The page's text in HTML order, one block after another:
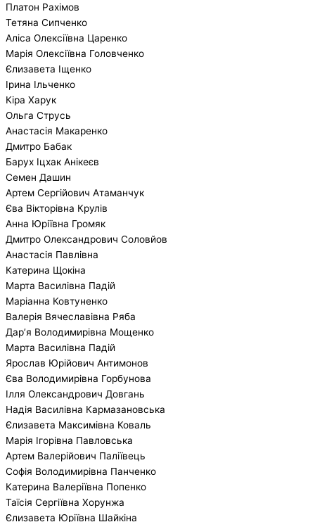
Платон Рахімов
Тетяна Сипченко
Аліса Олексіївна Царенко
Марія Олексіївна Головченко
Єлизавета Іщенко
Ірина Ільченко
Кіра Харук
Ольга Струсь
Анастасія Макаренко
Дмитро Бабак
Барух Іцхак Анікеєв
Семен Дашин
Артем Сергійович Атаманчук
Єва Вікторівна Крулів
Анна Юріївна Громяк
Дмитро Олександрович Соловйов
Анастасія Павлівна
Катерина Щокіна
Марта Василівна Падій
Маріанна Ковтуненко
Валерія Вячеславівна Ряба
Дар’я Володимирівна Мощенко
Марта Василівна Падій
Ярослав Юрійович Антимонов
Єва Володимирівна Горбунова
Ілля Олександрович Довгань
Надія Василівна Кармазановська
Єлизавета Максимівна Коваль
Марія Ігорівна Павловська
Артем Валерійович Паліївець
Софія Володимирівна Панченко
Катерина Валеріївна Попенко
Таїсія Сергіївна Хорунжа
Єлизавета Юріївна Шайкіна